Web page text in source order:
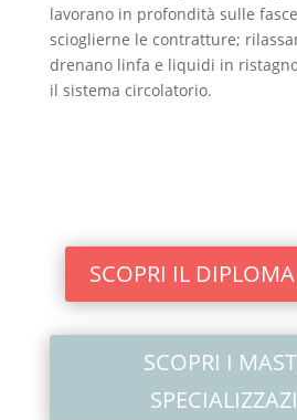
lavorano in profondità sulle
scioglierne le contratture;
drenano linfa e liquidi in
il sistema circolatorio.
SCOPRI IL
SCOPRI I